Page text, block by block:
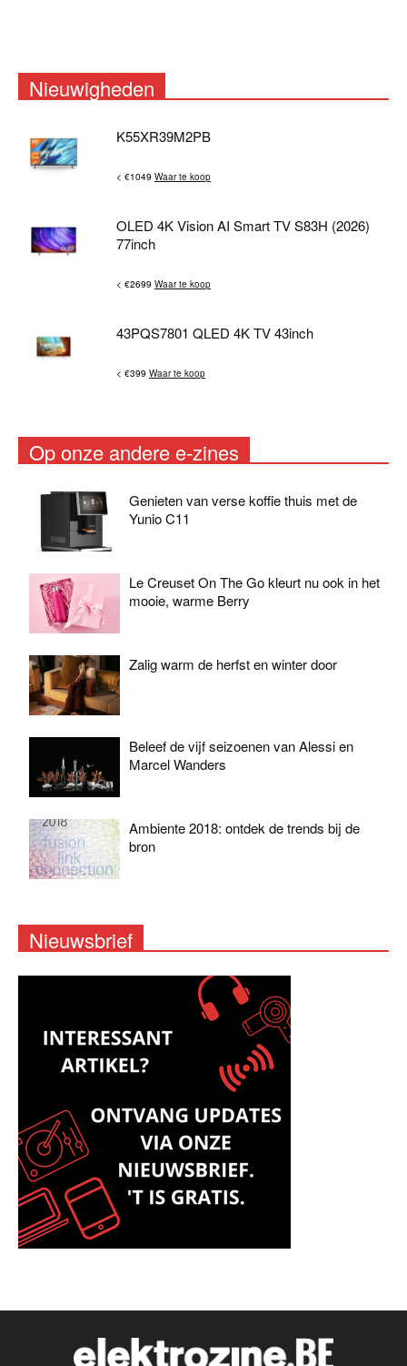
Nieuwigheden
K55XR39M2PB
< €1049 Waar te koop
OLED 4K Vision AI Smart TV S83H (2026)
77inch
< €2699 Waar te koop
43PQS7801 QLED 4K TV 43inch
< €399 Waar te koop
Op onze andere e-zines
Genieten van verse koffie thuis met de
Yunio C11
Le Creuset On The Go kleurt nu ook in het
mooie, warme Berry
Zalig warm de herfst en winter door
Beleef de vijf seizoenen van Alessi en
Marcel Wanders
Ambiente 2018: ontdek de trends bij de
bron
Nieuwsbrief